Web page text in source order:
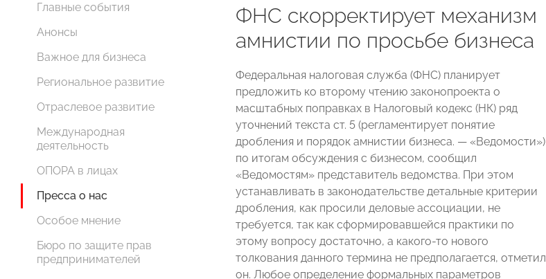
Главные события
Анонсы
Важное для бизнеса
Региональное развитие
Отраслевое развитие
Международная
деятельность
ОПОРА в лицах
Пресса о нас
Особое мнение
Бюро по защите прав
предпринимателей
ФНС скорректирует механизм
амнистии по просьбе бизнеса
Федеральная налоговая служба (ФНС) планирует
предложить ко второму чтению законопроекта о
масштабных поправках в Налоговый кодекс (НК) ряд
уточнений текста ст. 5 (регламентирует понятие
дробления и порядок амнистии бизнеса. — «Ведомости»)
по итогам обсуждения с бизнесом, сообщил
«Ведомостям» представитель ведомства. При этом
устанавливать в законодательстве детальные критерии
дробления, как просили деловые ассоциации, не
требуется, так как сформировавшейся практики по
этому вопросу достаточно, а какого-то нового
толкования данного термина не предполагается, отметил
он. Любое определение формальных параметров